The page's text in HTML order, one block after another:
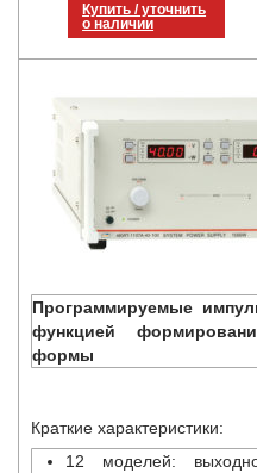
Купить / уточнить
о наличии
Программируемые
функцией
формы
Краткие характеристики:
12 моделей: